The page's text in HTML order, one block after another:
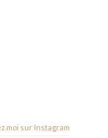
moi sur Instagram